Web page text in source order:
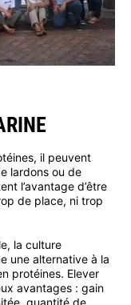
il peuvent
lardons ou de
l’avantage d’être
de place, ni trop
la culture
une alternative à la
protéines. Elever
avantages : gain